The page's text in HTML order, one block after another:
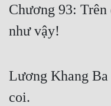
Free
Hậu Cung
Truyện Dịch
Truyện Nhập Môn
Chương 93:
như vậy!
Lương Khang
coi.